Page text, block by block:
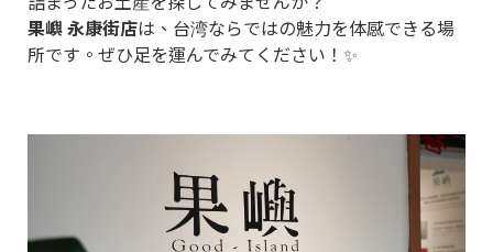
果嶼 永康街店は、台湾ならではの魅力を体感できる場
所です。ぜひ足を運んでみてください！✨